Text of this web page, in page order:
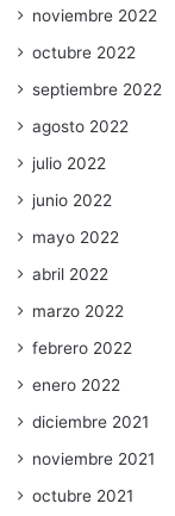
noviembre 2022
octubre 2022
septiembre 2022
agosto 2022
julio 2022
junio 2022
mayo 2022
abril 2022
marzo 2022
febrero 2022
enero 2022
diciembre 2021
noviembre 2021
octubre 2021